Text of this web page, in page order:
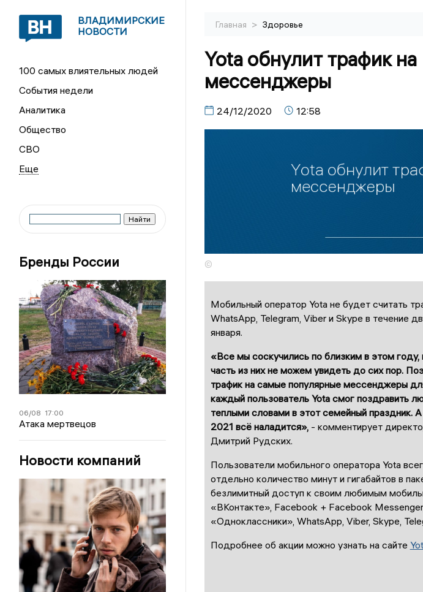
ВЛАДИМИРСКИЕ
НОВОСТИ
100 самых влиятельных людей
События недели
Аналитика
Общество
СВО
Бренды России
06/08 17:00
Атака мертвецов
Новости компаний
Главная > Здоровье
Yota обнулит трафик на
мессенджеры
24/12/2020 12:58
©
Мобильный оператор Yota не будет считать
WhatsApp, Telegram, Viber и Skype в течение
января.
«Все мы соскучились по близким в этом
часть из них не можем увидеть до сих пор.
трафик на самые популярные мессенджеры
каждый пользователь Yota смог поздравить
теплыми словами в этот семейный праздник.
2021 всё наладится»,- комментирует
Дмитрий Рудских.
Пользователи мобильного оператора Yota
отдельно количество минут и гигабайтов в
безлимитный доступ к своим любимым
«ВКонтакте», Facebook + Facebook
«Одноклассники», WhatsApp, Viber, Skype,
Подробнее об акции можно узнать на сайте